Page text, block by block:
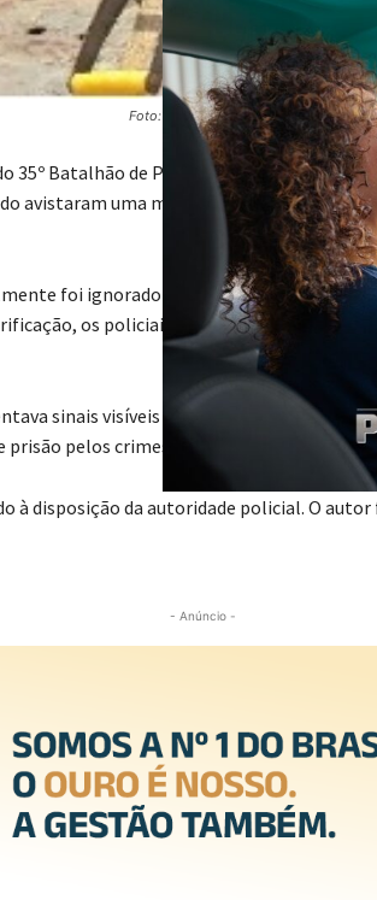
Foto: Divulgação/PMSC
35º Batalhão de Polícia Militar realizavam
avistaram uma motocicleta sem placa
foi ignorado pelo motociclista. Após
os policiais constataram que o
sinais visíveis de embriaguez. Ao ser
pelos crimes de receptação de
à disposição da autoridade policial. O
- Anúncio -